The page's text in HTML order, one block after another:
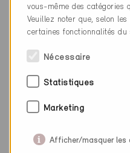
Site web
Canton
vous-même des catégories
Veuillez noter que, selon
certaines fonctionnalités du
Nécessaire
Statistiques
Marketing
Afficher/masquer les